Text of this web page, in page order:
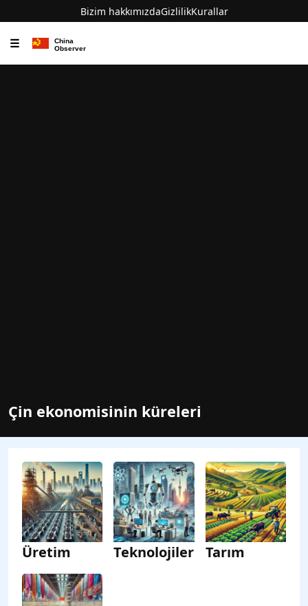
Bizim hakkımızdaGizlilikKurallar
☰
Çin ekonomisinin küreleri
Üretim Teknolojiler Tarım